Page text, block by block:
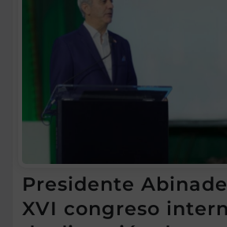
Presidente
XVI congreso